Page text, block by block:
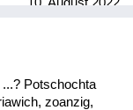
Potschochta
zoanzig,